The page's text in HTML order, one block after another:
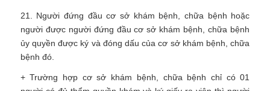
21. Người đứng đầu cơ sở khám bệnh, chữa bệnh hoặc
người được người đứng đầu cơ sở khám bệnh, chữa bệnh
ủy quyền được ký và đóng dấu của cơ sở khám bệnh, chữa
bệnh đó.
+ Trường hợp cơ sở khám bệnh, chữa bệnh chỉ có 01